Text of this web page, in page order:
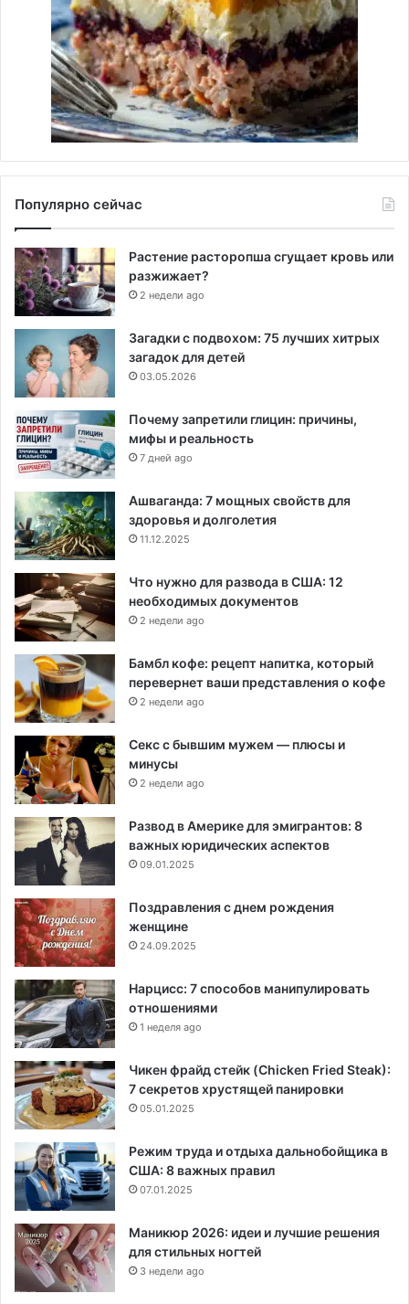
Популярно сейчас
Растение расторопша сгущает кровь или
разжижает?
2 недели ago
Загадки с подвохом: 75 лучших хитрых
загадок для детей
03.05.2026
Почему запретили глицин: причины,
мифы и реальность
7 дней ago
Ашваганда: 7 мощных свойств для
здоровья и долголетия
11.12.2025
Что нужно для развода в США: 12
необходимых документов
2 недели ago
Бамбл кофе: рецепт напитка, который
перевернет ваши представления о кофе
2 недели ago
Секс с бывшим мужем — плюсы и
минусы
2 недели ago
Развод в Америке для эмигрантов: 8
важных юридических аспектов
09.01.2025
Поздравления с днем рождения
женщине
24.09.2025
Нарцисс: 7 способов манипулировать
отношениями
1 неделя ago
Чикен фрайд стейк (Chicken Fried Steak):
7 секретов хрустящей панировки
05.01.2025
Режим труда и отдыха дальнобойщика в
США: 8 важных правил
07.01.2025
Маникюр 2026: идеи и лучшие решения
для стильных ногтей
3 недели ago